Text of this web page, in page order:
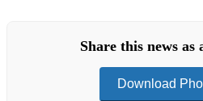
Share this news as
Download